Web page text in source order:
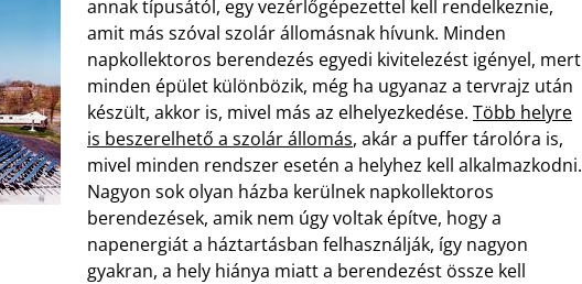
annak típusától, egy vezérlőgépezettel kell rendelkeznie,
amit más szóval szolár állomásnak hívunk. Minden
napkollektoros berendezés egyedi kivitelezést igényel, mert
minden épület különbözik, még ha ugyanaz a tervrajz után
készült, akkor is, mivel más az elhelyezkedése. Több helyre
is beszerelhető a szolár állomás, akár a puffer tárolóra is,
mivel minden rendszer esetén a helyhez kell alkalmazkodni.
Nagyon sok olyan házba kerülnek napkollektoros
berendezések, amik nem úgy voltak építve, hogy a
napenergiát a háztartásban felhasználják, így nagyon
gyakran, a hely hiánya miatt a berendezést össze kell